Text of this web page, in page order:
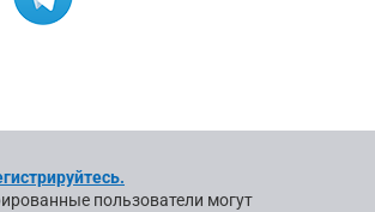
пользователи могут